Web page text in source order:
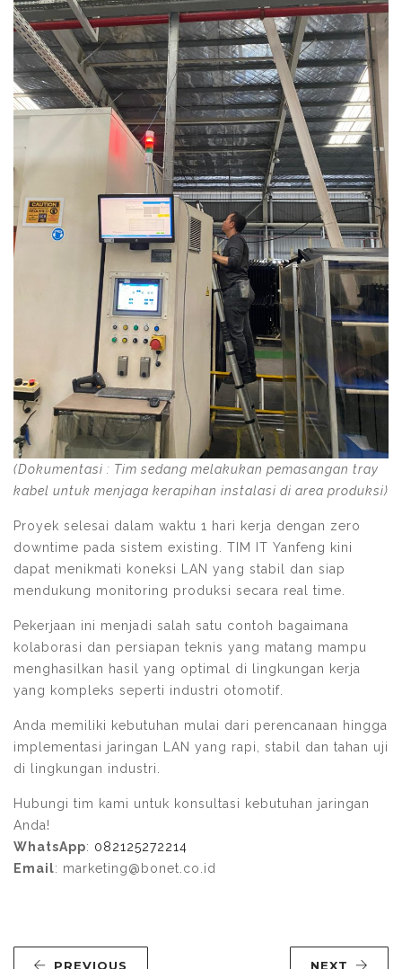
(Dokumentasi : Tim sedang melakukan pemasangan tray
kabel untuk menjaga kerapihan instalasi di area produksi)
Proyek selesai dalam waktu 1 hari kerja dengan zero
downtime pada sistem existing. TIM IT Yanfeng kini
dapat menikmati koneksi LAN yang stabil dan siap
mendukung monitoring produksi secara real time.
Pekerjaan ini menjadi salah satu contoh bagaimana
kolaborasi dan persiapan teknis yang matang mampu
menghasilkan hasil yang optimal di lingkungan kerja
yang kompleks seperti industri otomotif.
Anda memiliki kebutuhan mulai dari perencanaan hingga
implementasi jaringan LAN yang rapi, stabil dan tahan uji
di lingkungan industri.
Hubungi tim kami untuk konsultasi kebutuhan jaringan
Anda!
WhatsApp: 082125272214
Email: marketing@bonet.co.id
PREVIOUS NEXT